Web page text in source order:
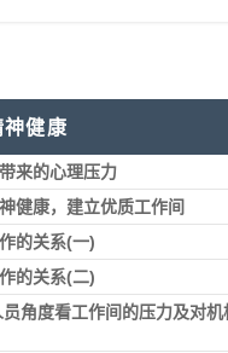
健康
来的心理压力
健康，建立优质工作间
的关系(一)
的关系(二)
角度看工作间的压力及对机